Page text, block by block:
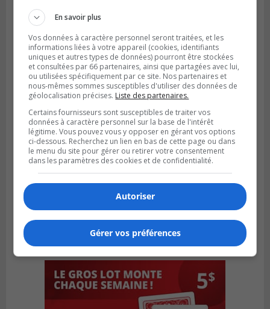
Publié le 6 juillet 2026 à 09h33
Longueuil conclue un contrat pour
valoriser des cendres d’incinération
En savoir plus
Vos données à caractère personnel seront traitées, et les
informations liées à votre appareil (cookies, identifiants
uniques et autres types de données) pourront être stockées
et consultées par 66 partenaires, ainsi que partagées avec lui,
ou utilisées spécifiquement par ce site. Nos partenaires et
nous-mêmes sommes susceptibles d'utiliser des données de
géolocalisation précises. Liste des partenaires.
Certains fournisseurs sont susceptibles de traiter vos
données à caractère personnel sur la base de l'intérêt
légitime. Vous pouvez vous y opposer en gérant vos options
ci-dessous. Recherchez un lien en bas de cette page ou dans
le menu du site pour gérer ou retirer votre consentement
dans les paramètres des cookies et de confidentialité.
Autoriser
Gérer vos préférences